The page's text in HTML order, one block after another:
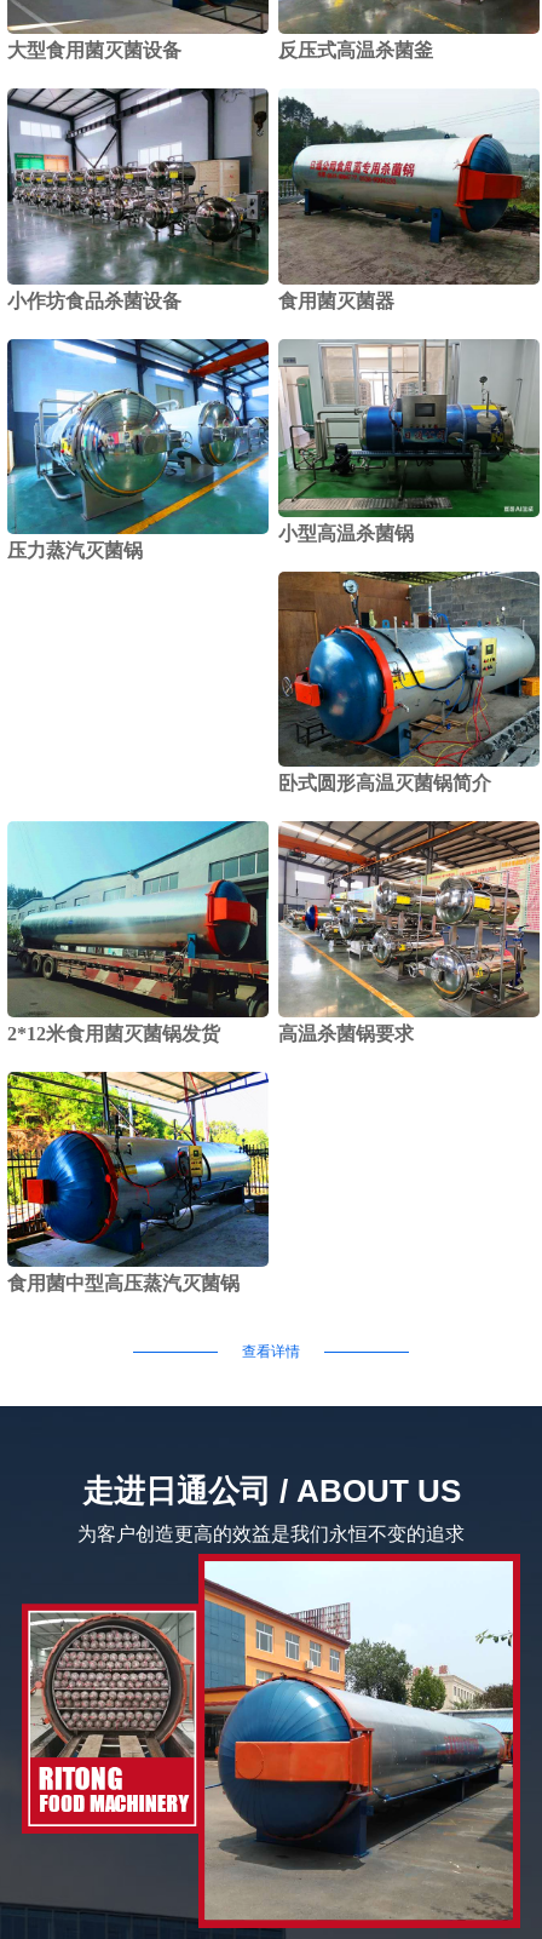
大型食用菌灭菌设备 反压式高温杀菌釜
小作坊食品杀菌设备 食用菌灭菌器
压力蒸汽灭菌锅
小型高温杀菌锅
卧式圆形高温灭菌锅简介
2*12米食用菌灭菌锅发货 高温杀菌锅要求
食用菌中型高压蒸汽灭菌锅
查看详情
走进日通公司 / ABOUT US
为客户创造更高的效益是我们永恒不变的追求